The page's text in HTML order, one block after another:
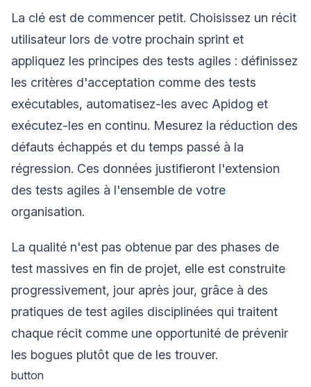
La clé est de commencer petit. Choisissez un récit
utilisateur lors de votre prochain sprint et
appliquez les principes des tests agiles : définissez
les critères d'acceptation comme des tests
exécutables, automatisez-les avec Apidog et
exécutez-les en continu. Mesurez la réduction des
défauts échappés et du temps passé à la
régression. Ces données justifieront l'extension
des tests agiles à l'ensemble de votre
organisation.
La qualité n'est pas obtenue par des phases de
test massives en fin de projet, elle est construite
progressivement, jour après jour, grâce à des
pratiques de test agiles disciplinées qui traitent
chaque récit comme une opportunité de prévenir
les bogues plutôt que de les trouver.
button